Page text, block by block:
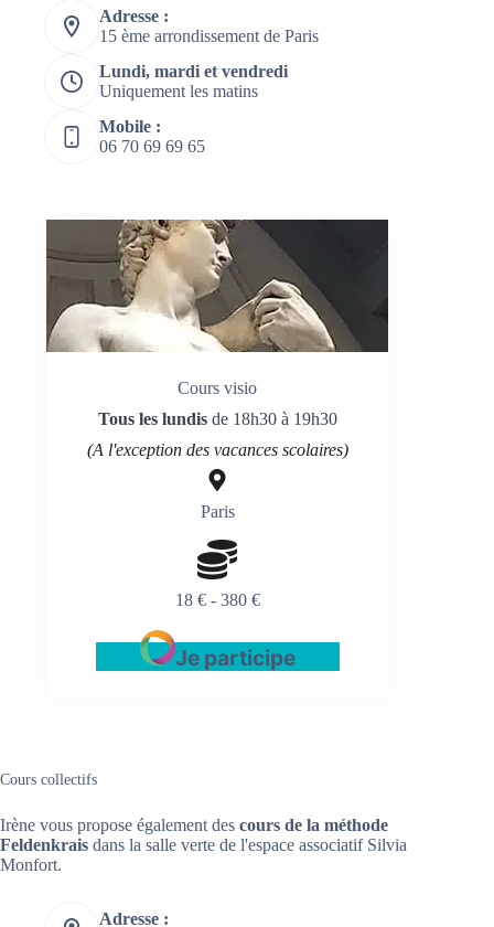
Adresse :
15 ème arrondissement de Paris
Lundi, mardi et vendredi
Uniquement les matins
Mobile :
06 70 69 69 65
Cours visio
Tous les lundisde 18h30 à 19h30
(A l'exception des vacances scolaires)
Paris
18 € - 380 €
Je participe
Cours collectifs
Irène vous propose également des cours de la méthode
Feldenkrais dans la salle verte de l'espace associatif Silvia
Monfort.
Adresse :